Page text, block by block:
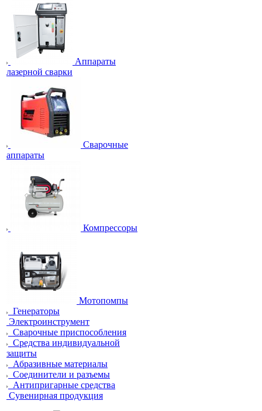
Аппараты
лазерной сварки
Сварочные
аппараты
Компрессоры
Мотопомпы
Генераторы
Электроинструмент
Сварочные приспособления
Средства индивидуальной
защиты
Абразивные материалы
Соединители и разъемы
Антипригарные средства
Сувенирная продукция